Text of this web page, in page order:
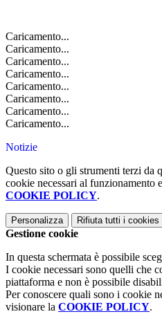
Caricamento...
Caricamento...
Caricamento...
Caricamento...
Caricamento...
Caricamento...
Caricamento...
Caricamento...
Notizie
Questo sito o gli strumenti terzi da
cookie necessari al
COOKIE POLICY.
Personalizza Rifiuta tutti i cookies
Gestione cookie
In questa schermata è possibile
I cookie necessari sono quelli che
piattaforma e non è possibile
Per conoscere quali sono i cookie
visionare la COOKIE POLICY.